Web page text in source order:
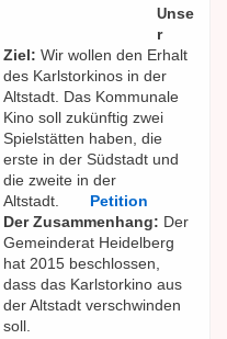
Unse
r
Ziel: Wir wollen den Erhalt
des Karlstorkinos in der
Altstadt. Das Kommunale
Kino soll zukünftig zwei
Spielstätten haben, die
erste in der Südstadt und
die zweite in der
Altstadt. Petition
Der Zusammenhang: Der
Gemeinderat Heidelberg
hat 2015 beschlossen,
dass das Karlstorkino aus
der Altstadt verschwinden
soll.